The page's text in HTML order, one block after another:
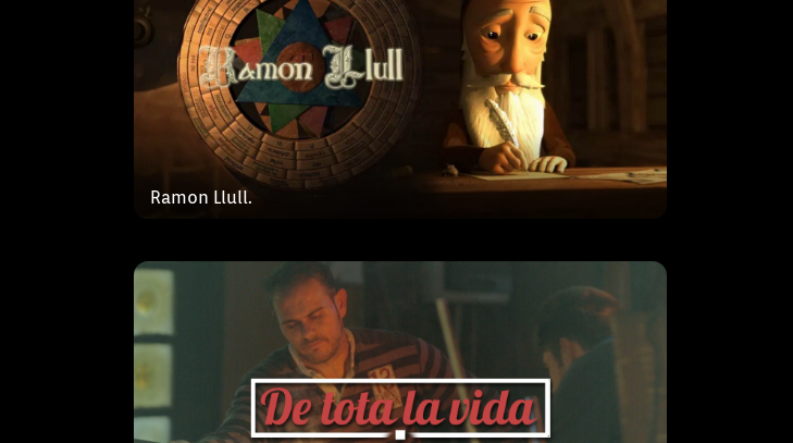
Ramon Llull.
De tota la vida
De Tota la Vida és un programa que ens portarà a
conèixer els establiments més emblemàtics de les
nostres illes de la mà d’en Toni Riera. Els protagonistes
Sol solet.